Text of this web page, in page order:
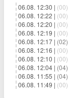
06.08. 12:30 | (00)
06.08. 12:22 | (00)
06.08. 12:20 | (00)
06.08. 12:19 | (00)
06.08. 12:17 | (02)
06.08. 12:16 | (00)
06.08. 12:10 | (00)
06.08. 12:04 | (04)
06.08. 11:55 | (04)
06.08. 11:49 | (00)